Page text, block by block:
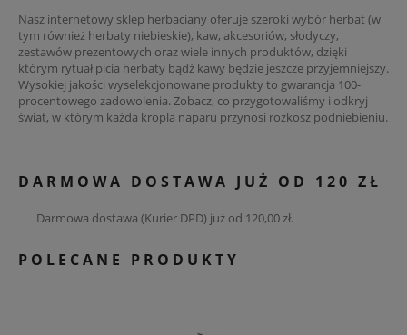
Nasz internetowy sklep herbaciany oferuje szeroki wybór herbat (w
tym również herbaty niebieskie), kaw, akcesoriów, słodyczy,
zestawów prezentowych oraz wiele innych produktów, dzięki
którym rytuał picia herbaty bądź kawy będzie jeszcze przyjemniejszy.
Wysokiej jakości wyselekcjonowane produkty to gwarancja 100-
procentowego zadowolenia. Zobacz, co przygotowaliśmy i odkryj
świat, w którym każda kropla naparu przynosi rozkosz podniebieniu.
DARMOWA DOSTAWA JUŻ OD 120 ZŁ
Darmowa dostawa (Kurier DPD) już od 120,00 zł.
POLECANE PRODUKTY